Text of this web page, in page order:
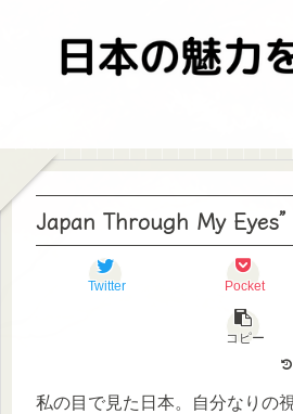
Japan Through My Eyes”
Twitter Pocket
コピー
私の目で見た日本。自分なりの